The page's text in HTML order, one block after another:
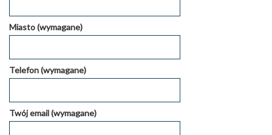
Miasto (wymagane)
Telefon (wymagane)
Twój email (wymagane)